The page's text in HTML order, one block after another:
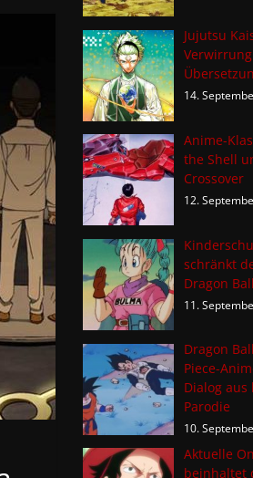
Jujutsu
14.
Anime-
the Shell
Crossover
12.
schränkt
Dragon
11.
Dragon
Piece-
Dialog aus
Parodie
10.
Aktuelle
beinhaltet